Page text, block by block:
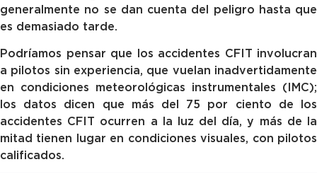
generalmente no se dan cuenta del peligro hasta que
es demasiado tarde.
Podríamos pensar que los accidentes CFIT involucran
a pilotos sin experiencia, que vuelan inadvertidamente
en condiciones meteorológicas instrumentales (IMC);
los datos dicen que más del 75 por ciento de los
accidentes CFIT ocurren a la luz del día, y más de la
mitad tienen lugar en condiciones visuales, con pilotos
calificados.